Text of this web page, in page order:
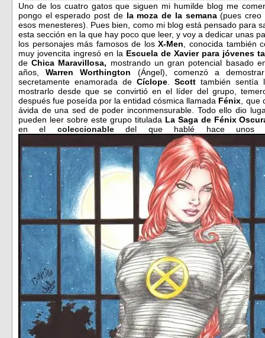
Uno de los cuatro gatos que siguen mi humilde blog me
pongo el esperado post de la moza de la semana(pues creo
esos menesteres). Pues bien, como mi blog está pensado para
esta sección en la que hay poco que leer, y voy a dedicar unas
los personajes más famosos de losX-Men , conocida también
muy jovencita ingresó en la Escuela de Xavier para jóvenes
deChica Maravillosa, mostrando un gran potencial basado
años,Warren Worthington (Ángel), comenzó a
secretamente enamorada de Cíclope. Scott también sentía
mostrarlo desde que se convirtió en el líder del grupo,
después fue poseída por la entidad cósmica llamada Fénix ,
ávida de una sed de poder inconmensurable. Todo ello dio
pueden leer sobre este grupo titulada La Saga de Fénix
en el coleccionable del que hablé hace unos